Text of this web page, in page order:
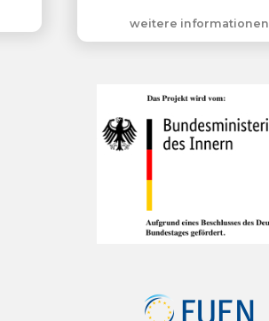
weitere informationen